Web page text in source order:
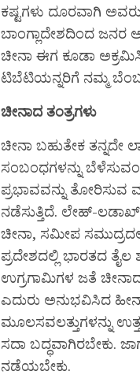
ಕಷ್ಟಗಳು ದೂರವಾಗಿ
ಬಾಂಗ್ಲಾದೇಶದಿಂದ ಜನರ
ಚೀನಾ ಈಗ ಕೂಡಾ
ಟಿಬೆಟಿಯನ್ನರಿಗೆ ನಮ್ಮ
ಚೀನಾದ ತಂತ್ರಗಳು
ಚೀನಾ ಬಹುತೇಕ ತನ್ನದೇ
ಸಂಬಂಧಗಳನ್ನು
ಪ್ರಭಾವವನ್ನು ತೋರಿಸುವ
ನಡೆಸುತ್ತಿದೆ. ಲೇಹ್-
ಚೀನಾ, ಸಮೀಪ
ಪ್ರದೇಶದಲ್ಲಿ ಭಾರತದ
ಉಗ್ರಗಾಮಿಗಳ ಜತೆ
ಎದುರು ಅನುಭವಿಸಿದ
ಮೂಲಸವಲತ್ತುಗಳನ್ನು
ಸದಾ ಬದ್ಧವಾಗಿರಬೇಕು.
ನಡೆಯಬೇಕು.